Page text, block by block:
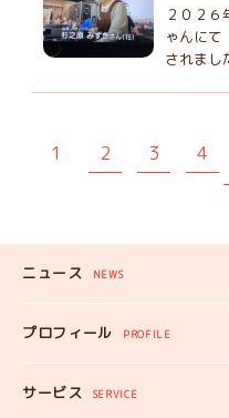
２０２
ゃんに
されまし
1 2 3 4
ニュース NEWS
新着記事
プロフィール PROFILE
みいちゃんのプロフィール
みいちゃんママの
サービス SERVICE